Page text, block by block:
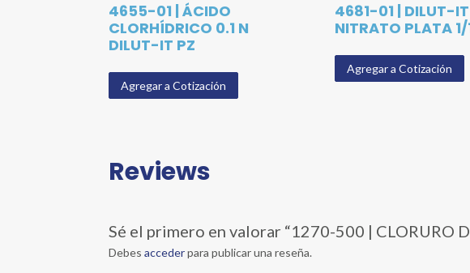
4655-01 | ÁCIDO
CLORHÍDRICO 0.1 N
DILUT-IT PZ
Agregar a Cotización
4681-01 | DILUT-IT
NITRATO PLATA 1/
Agregar a Cotización
Reviews
Sé el primero en valorar “1270-500 | CLORURO
Debesaccederpara publicar una reseña.